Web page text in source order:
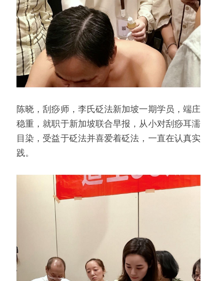
陈晓，刮痧师，李氏砭法新加坡一期学员，端庄
稳重，就职于新加坡联合早报，从小对刮痧耳濡
目染，受益于砭法并喜爱着砭法，一直在认真实
践。